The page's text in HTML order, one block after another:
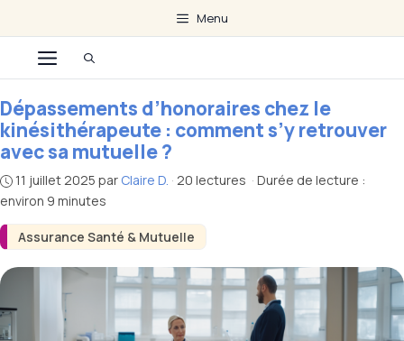
au
contenu
Menu
Menu
Assurance Santé & Mutuelle
Dépassements d’honoraires chez le
kinésithérapeute : comment s’y retrouver
avec sa mutuelle ?
11 juillet 2025 par Claire D. · 20 lectures · Durée de lecture :
environ 9 minutes